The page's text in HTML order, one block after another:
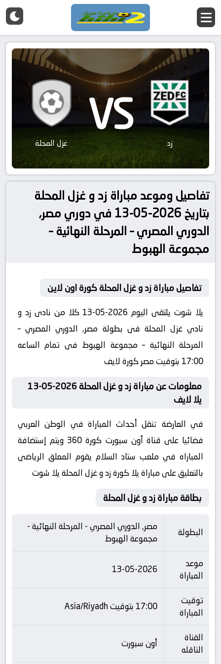
زد VS غزل المحلة
تفاصيل وموعد مباراة زد و غزل المحلة
بتاريخ 2026-05-13 في دوري مصر,
الدوري المصري – المرحلة النهائية –
مجموعة الهبوط
تفاصيل مباراة زد و غزل المحلة كورة اون لاين
يلا شوت يلتقى اليوم 2026-05-13 كلا من نادى زد و
نادي غزل المحلة فى بطولة مصر, الدوري المصري –
المرحلة النهائية – مجموعة الهبوط فى تمام الساعه
17:00 بتوقيت مصر كورة لايف
معلومات عن مباراة زد و غزل المحلة 2026-05-13
يلا لايف
في العارضة تنقل أحداث المباراة في الوطن العربي
فضائيا على قناة أون سبورت كورة 360 ويتم إستضافة
المباراه في ملعب ستاد السلام يقوم المعلق الرياضى
بالتعليق على مباراة يلا كورة زد و غزل المحلة يلا شوت
بطاقة مباراة زد و غزل المحلة
البطولة
مصر, الدوري المصري - المرحلة النهائية -
مجموعة الهبوط
موعد
المباراة
13-05-2026
توقيت
المباراة
17:00 بتوقيت Asia/Riyadh
القناة
الناقله
أون سبورت